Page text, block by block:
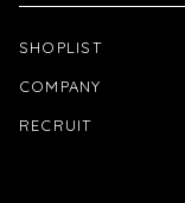
SHOPLIST
COMPANY
RECRUIT